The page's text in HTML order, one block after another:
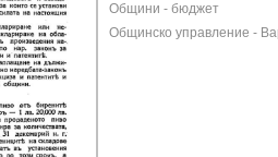
Общини - бюджет
Общинско управление -